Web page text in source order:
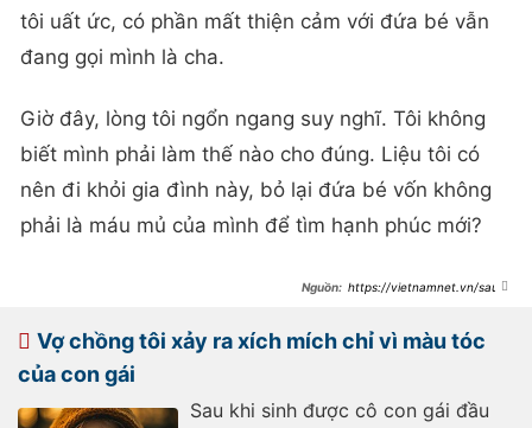
tôi uất ức, có phần mất thiện cảm với đứa bé vẫn
đang gọi mình là cha.
Giờ đây, lòng tôi ngổn ngang suy nghĩ. Tôi không
biết mình phải làm thế nào cho đúng. Liệu tôi có
nên đi khỏi gia đình này, bỏ lại đứa bé vốn không
phải là máu mủ của mình để tìm hạnh phúc mới?
https://vietnamnet.vn/sau-
2223280.html
Vợ chồng tôi xảy ra xích mích chỉ vì màu tóc
của con gái
Sau khi sinh được cô con gái đầu